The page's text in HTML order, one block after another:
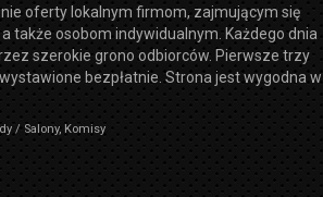
oferty lokalnym firmom, zajmującym się
także osobom indywidualnym. Każdego dnia
szerokie grono odbiorców. Pierwsze trzy
bezpłatnie. Strona jest wygodna w
/ Salony, Komisy